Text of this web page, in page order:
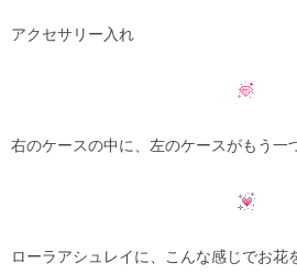
アクセサリー入れ
右のケースの中に、左のケースがもう一
ローラアシュレイに、こんな感じでお花